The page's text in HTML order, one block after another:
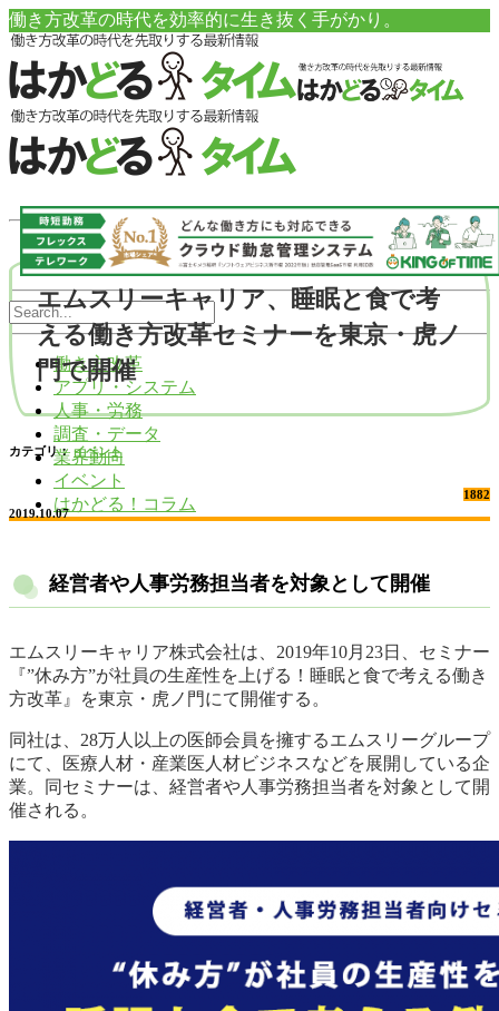
働き方改革の時代を効率的に生き抜く手がかり。
働き方改革
アプリ・システム
人事・労務
調査・データ
業界動向
イベント
はかどる！コラム
エムスリーキャリア、睡眠と食で考
える働き方改革セミナーを東京・虎ノ
門で開催
カテゴリ： イベント
1882
2019.10.07
経営者や人事労務担当者を対象として開催
エムスリーキャリア株式会社は、2019年10月23日、セミナー
『”休み方”が社員の生産性を上げる！睡眠と食で考える働き
方改革』を東京・虎ノ門にて開催する。
同社は、28万人以上の医師会員を擁するエムスリーグループ
にて、医療人材・産業医人材ビジネスなどを展開している企
業。同セミナーは、経営者や人事労務担当者を対象として開
催される。